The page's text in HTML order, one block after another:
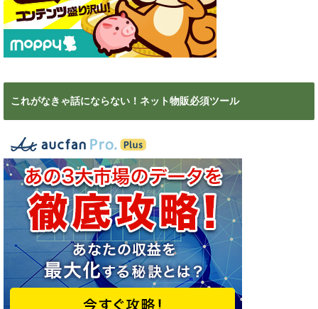
これがなきゃ話にならない！ネット物販必須ツール